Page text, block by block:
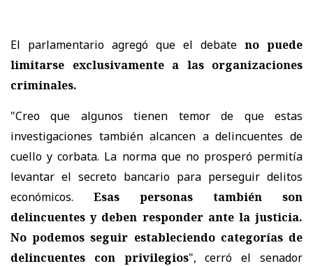
El parlamentario agregó que el debate no puede
limitarse exclusivamente a las organizaciones
criminales.
"Creo que algunos tienen temor de que estas
investigaciones también alcancen a delincuentes de
cuello y corbata. La norma que no prosperó permitía
levantar el secreto bancario para perseguir delitos
económicos. Esas personas también son
delincuentes y deben responder ante la justicia.
No podemos seguir estableciendo categorías de
delincuentes con privilegios", cerró el senador